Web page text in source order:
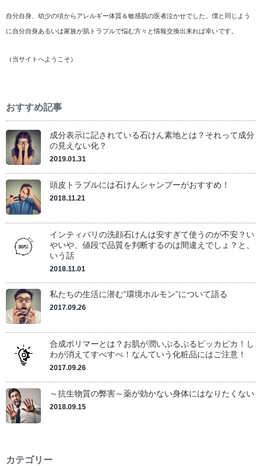
自分自身、幼少の頃からアレルギー体質＆敏感肌の医者泣かせでした。僕と同じよう
に自分自身あるいは家族が肌トラブルで悩む方々と情報交換出来れば幸いです。
（ 当サイトへようこそ ）
おすすめ記事
成分表示に記されている石けん素地とは？それって成分
の見えない化？
2019.01.31
頭皮トラブルには石けんシャンプーがおすすめ！
2018.11.21
インティバリの洗顔石けんは安すぎて使うのが不安？い
やいや、値段で品質を判断するのは間違えでしょ？と、
いう話
2018.11.01
私たちの生活に潜む”環境ホルモン”について語る
2017.09.26
合成ポリマーとは？お肌が潤いぷるぷるピッカピカ！し
わが消えてすべすべ！なんていう化粧品にはご注意！
2017.09.26
～抗生物質の弊害～薬が効かない身体にはなりたくない
2018.09.15
カテゴリー